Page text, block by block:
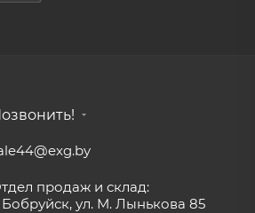
продаж и склад:
Бобруйск, ул. М. Лынькова 85